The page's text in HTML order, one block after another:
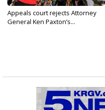
Appeals court rejects Attorney
General Ken Paxton’s...